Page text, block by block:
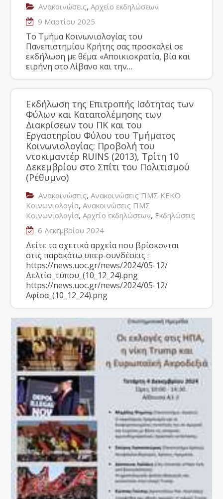
Ανακοινώσεις,Αρχείο εκδηλώσεων
9 Μαρτίου 2025
Το Τμήμα Κοινωνιολογίας του
Πανεπιστημίου Κρήτης σας προσκαλεί σε
εκδήλωση με θέμα: «Αποικιοκρατία, βία και
ειρήνη στο Λίβανο και την…
Εκδήλωση της Επιτροπής Ισότητας των
Φύλων και Καταπολέμησης των
Διακρίσεων του ΠΚ και του
Εργαστηρίου Φύλου του Τμήματος
Κοινωνιολογίας: Προβολή του
ντοκιμαντέρ RUINS (2013), Τρίτη 10
Δεκεμβρίου στο Σπίτι του Πολιτισμού
(Ρέθυμνο)
Ανακοινώσεις,Ανακοινώσεις ΠΜΣ ΚΕΚΟ
Κοινωνιολογία,Ανακοινώσεις ΠΜΣ
Κοινωνιολογία,Αρχείο εκδηλώσεων, Εκδηλώσεις
6 Δεκεμβρίου 2024
Δείτε τα σχετικά αρχεία που βρίσκονται
στις παρακάτω υπερ-συνδέσεις :
https://news.uoc.gr/news/2024/05-12/
Δελτίο_τύπου_(10_12_24).png
https://news.uoc.gr/news/2024/05-12/
Αφίσα_(10_12_24).png